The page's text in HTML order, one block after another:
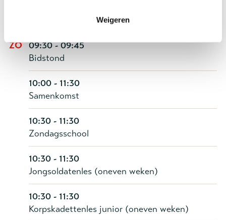
Weigeren
ZO 09:30 - 09:45
Bidstond
10:00 - 11:30
Samenkomst
10:30 - 11:30
Zondagsschool
10:30 - 11:30
Jongsoldatenles (oneven weken)
10:30 - 11:30
Korpskadettenles junior (oneven weken)